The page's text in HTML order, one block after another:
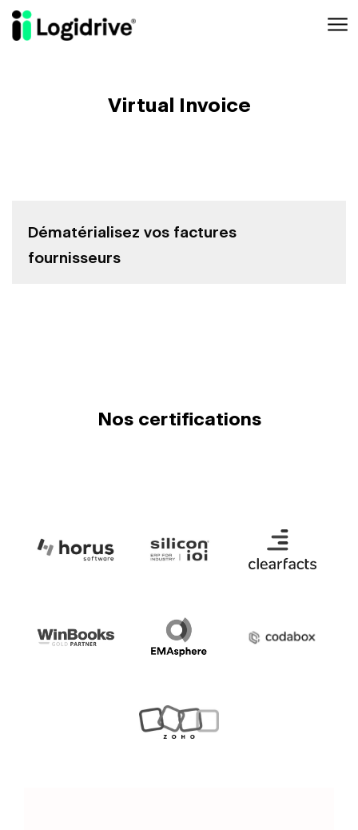
Aller au contenu principal
Virtual Invoice
Dématérialisez vos factures
fournisseurs
Nos certifications